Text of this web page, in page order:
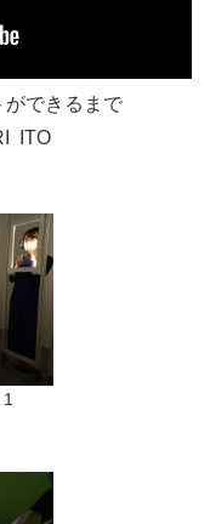
ができるまで
ITO
1